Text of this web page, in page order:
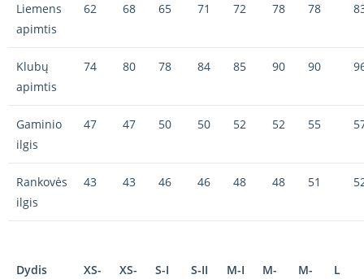
Liemens
apimtis
62 68 65 71 72 78 78
Klubų
apimtis
74 80 78 84 85 90 90
Gaminio
ilgis
47 47 50 50 52 52 55
Rankovės
ilgis
43 43 46 46 48 48 51
Dydis
XS-
XS-
S-I S-II M-I
M-
M-
L